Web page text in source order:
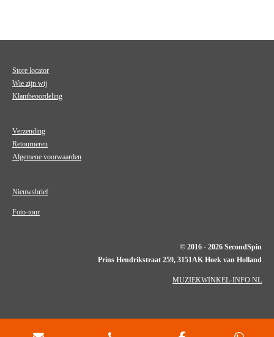
Store locator
Wie zijn wij
Klantbeoordeling
Verzending
Retourneren
Algemene voorwaarden
Nieuwsbrief
Foto-tour
© 2016 - 2026 SecondSpin
Prins Hendrikstraat 259, 3151AK Hoek van Holland
MUZIEKWINKEL-INFO.NL